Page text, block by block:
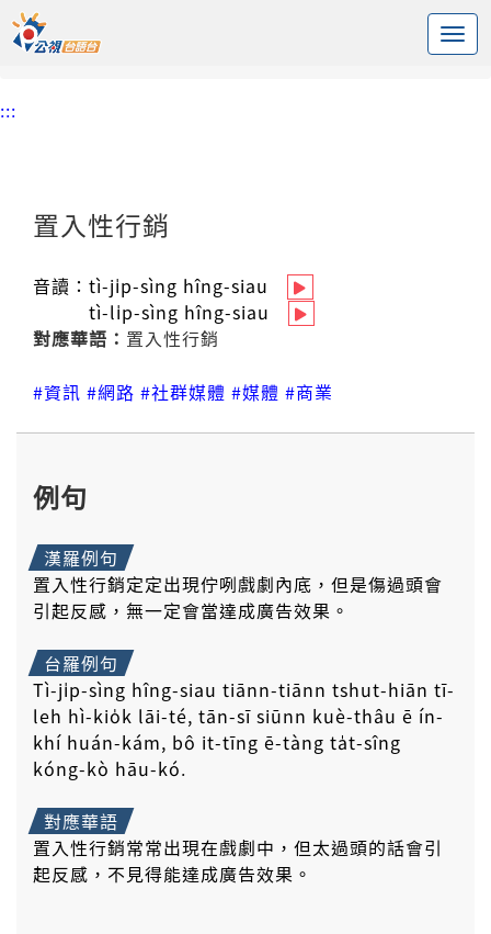
中央內容區塊
頭頁
:::
置入性行銷
音讀： tì-ji̍p-sìng hîng-siau
tì-li̍p-sìng hîng-siau
對應華語： 置入性行銷
#資訊 #網路 #社群媒體 #媒體 #商業
例句
漢羅例句
置入性行銷定定出現佇咧戲劇內底，但是傷過頭會
引起反感，無一定會當達成廣告效果。
台羅例句
Tì-ji̍p-sìng hîng-siau tiānn-tiānn tshut-hiān tī-
leh hì-kio̍k lāi-té, tān-sī siūnn kuè-thâu ē ín-
khí huán-kám, bô it-tīng ē-tàng ta̍t-sîng
kóng-kò hāu-kó.
對應華語
置入性行銷常常出現在戲劇中，但太過頭的話會引
起反感，不見得能達成廣告效果。